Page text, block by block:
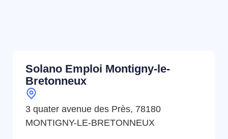
Solano Emploi Montigny-le-
Bretonneux
3 quater avenue des Près, 78180
MONTIGNY-LE-BRETONNEUX